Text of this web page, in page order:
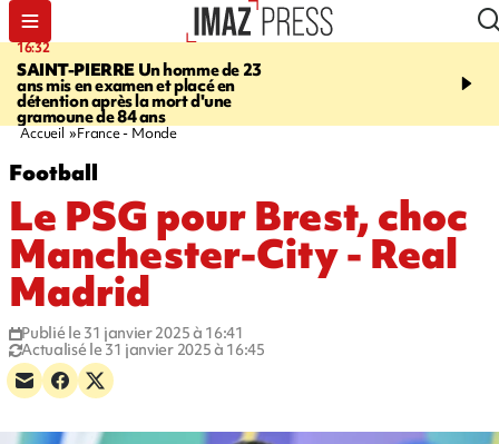
16:32
SAINT-PIERREUn homme de 23
ans mis en examen et placé en
détention après la mort d'une
gramoune de 84 ans
21:08
et Turquie scellent un
Accueil France - Monde
Football
Le PSG pour Brest, choc
Manchester-City - Real
Madrid
Publié le 31 janvier 2025 à 16:41
Actualisé le 31 janvier 2025 à 16:45